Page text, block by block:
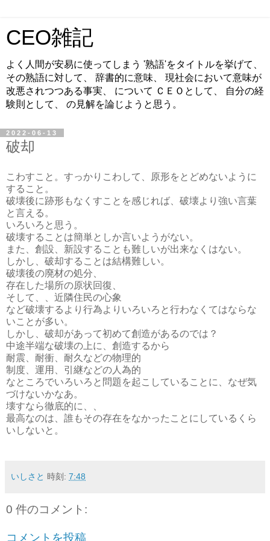
CEO雑記
よく人間が安易に使ってしまう '熟語'をタイトルを挙げて、
その熟語に対して、 辞書的に意味、 現社会において意味が
改悪されつつある事実、 について ＣＥＯとして、 自分の経
験則として、 の見解を論じようと思う。
2022-06-13
破却
こわすこと。すっかりこわして、原形をとどめないように
すること。
破壊後に跡形もなくすことを感じれば、破壊より強い言葉
と言える。
いろいろと思う。
破壊することは簡単としか言いようがない。
また、創設、新設することも難しいが出来なくはない。
しかし、破却することは結構難しい。
破壊後の廃材の処分、
存在した場所の原状回復、
そして、、近隣住民の心象
など破壊するより行為よりいろいろと行わなくてはならな
いことが多い。
しかし、破却があって初めて創造があるのでは？
中途半端な破壊の上に、創造するから
耐震、耐衝、耐久などの物理的
制度、運用、引継などの人為的
なところでいろいろと問題を起こしていることに、なぜ気
づけないかなあ。
壊すなら徹底的に、、
最高なのは、誰もその存在をなかったことにしているくら
いしないと。
いしさと 時刻: 7:48
0 件のコメント:
コメントを投稿